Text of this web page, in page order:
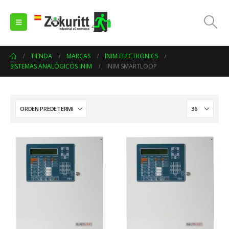
TIENDA MARCAS
INIM ELECTRONICS
SISTEMAS ANALÓGICOS INIM
INIM SMARTLOOP